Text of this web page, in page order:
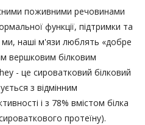
поживними речовинами
функції, підтримки та
ми, наші м'язи люблять «добре
вершковим білковим
- це сироватковий білковий
з відмінним
і з 78% вмістом білка
протеїну).